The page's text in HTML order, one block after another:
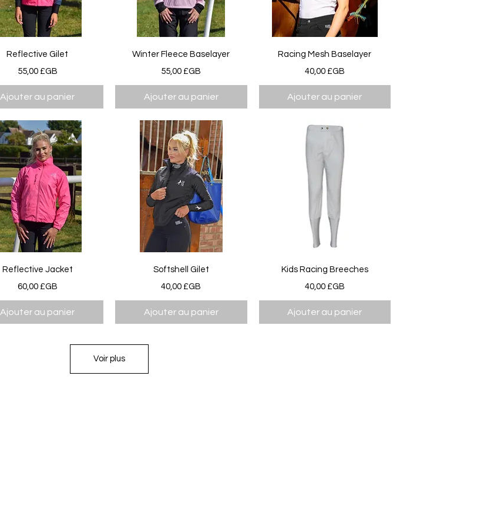
Aperçu rapide
Reflective Gilet
Prix
55,00 £GB
Ajouter au panier
Aperçu rapide
Winter Fleece Baselayer
Prix
55,00 £GB
Ajouter au panier
Aperçu rapide
Racing Mesh Baselayer
Prix
40,00 £GB
Ajouter au panier
Aperçu rapide
Reflective Jacket
Prix
60,00 £GB
Ajouter au panier
Aperçu rapide
Softshell Gilet
Prix
40,00 £GB
Ajouter au panier
Aperçu rapide
Kids Racing Breeches
Prix
40,00 £GB
Ajouter au panier
Voir plus